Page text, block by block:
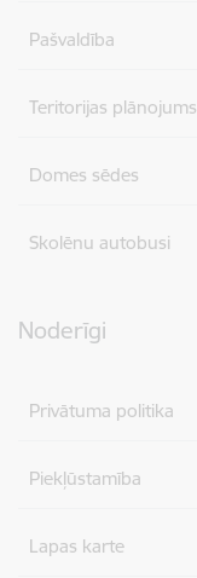
Pašvaldība
Teritorijas plānojums
Domes sēdes
Skolēnu autobusi
Noderīgi
Privātuma politika
Piekļūstamība
Lapas karte